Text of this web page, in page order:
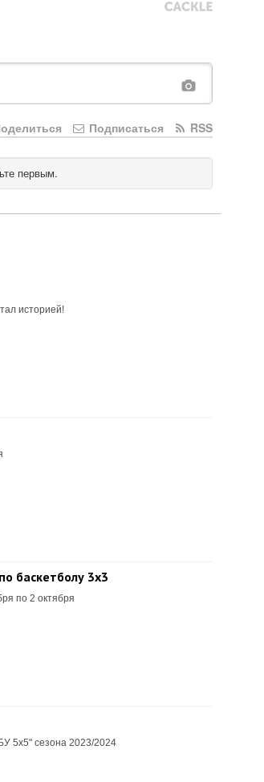
RSS
Подписаться
первым.
историей!
баскетболу 3х3
по 2 октября
5х5" сезона 2023/2024